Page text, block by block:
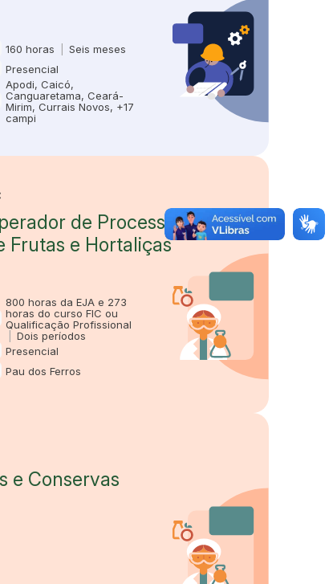
horária e duração
160 horas Seis meses
Presencial
em
Apodi, Caicó,
Canguaretama, Ceará-
Mirim, Currais Novos, +17
campi
de Processamento
Frutas e Hortaliças
horária e duração
800 horas da EJA e 273
horas do curso FIC ou
Qualificação Profissional
Dois períodos
Presencial
em
Pau dos Ferros
e Conservas